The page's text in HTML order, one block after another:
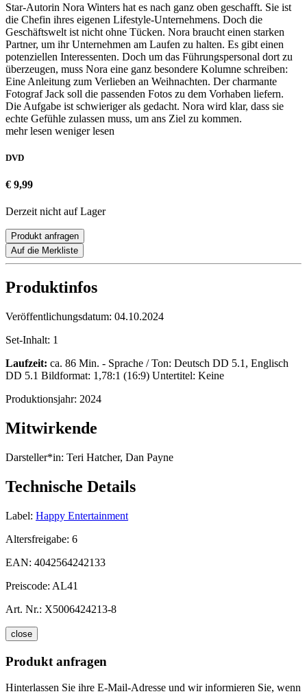
Star-Autorin Nora Winters hat es nach ganz oben geschafft. Sie ist
die Chefin ihres eigenen Lifestyle-Unternehmens. Doch die
Geschäftswelt ist nicht ohne Tücken. Nora braucht einen starken
Partner, um ihr Unternehmen am Laufen zu halten. Es gibt einen
potenziellen Interessenten. Doch um das Führungspersonal dort zu
überzeugen, muss Nora eine ganz besondere Kolumne schreiben:
Eine Anleitung zum Verlieben an Weihnachten. Der charmante
Fotograf Jack soll die passenden Fotos zu dem Vorhaben liefern.
Die Aufgabe ist schwieriger als gedacht. Nora wird klar, dass sie
echte Gefühle zulassen muss, um ans Ziel zu kommen.
mehr lesen weniger lesen
DVD
€ 9,99
Derzeit nicht auf Lager
Produkt anfragen
Auf die Merkliste
Produktinfos
Veröffentlichungsdatum: 04.10.2024
Set-Inhalt: 1
Laufzeit: ca. 86 Min. - Sprache / Ton: Deutsch DD 5.1, Englisch
DD 5.1 Bildformat: 1,78:1 (16:9) Untertitel: Keine
Produktionsjahr: 2024
Mitwirkende
Darsteller*in: Teri Hatcher, Dan Payne
Technische Details
Label: Happy Entertainment
Altersfreigabe: 6
EAN: 4042564242133
Preiscode: AL41
Art. Nr.: X5006424213-8
close
Produkt anfragen
Hinterlassen Sie ihre E-Mail-Adresse und wir informieren Sie, wenn